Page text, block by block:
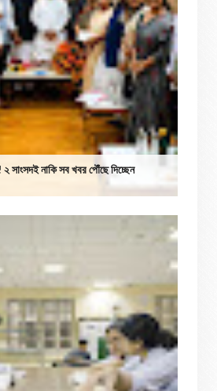
নাকি সব খবর পৌঁছে দিচ্ছেন